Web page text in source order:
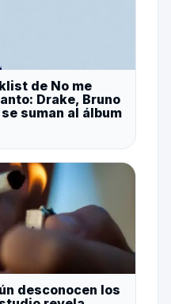
de No me
Drake, Bruno
suman al álbum
desconocen los